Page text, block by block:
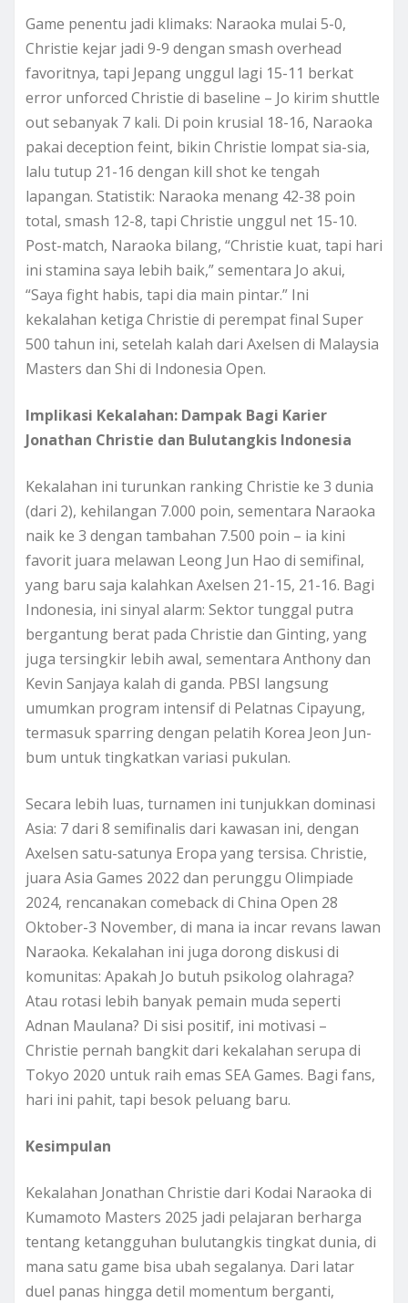
Game penentu jadi klimaks: Naraoka mulai 5-0,
Christie kejar jadi 9-9 dengan smash overhead
favoritnya, tapi Jepang unggul lagi 15-11 berkat
error unforced Christie di baseline – Jo kirim shuttle
out sebanyak 7 kali. Di poin krusial 18-16, Naraoka
pakai deception feint, bikin Christie lompat sia-sia,
lalu tutup 21-16 dengan kill shot ke tengah
lapangan. Statistik: Naraoka menang 42-38 poin
total, smash 12-8, tapi Christie unggul net 15-10.
Post-match, Naraoka bilang, “Christie kuat, tapi hari
ini stamina saya lebih baik,” sementara Jo akui,
“Saya fight habis, tapi dia main pintar.” Ini
kekalahan ketiga Christie di perempat final Super
500 tahun ini, setelah kalah dari Axelsen di Malaysia
Masters dan Shi di Indonesia Open.
Implikasi Kekalahan: Dampak Bagi Karier
Jonathan Christie dan Bulutangkis Indonesia
Kekalahan ini turunkan ranking Christie ke 3 dunia
(dari 2), kehilangan 7.000 poin, sementara Naraoka
naik ke 3 dengan tambahan 7.500 poin – ia kini
favorit juara melawan Leong Jun Hao di semifinal,
yang baru saja kalahkan Axelsen 21-15, 21-16. Bagi
Indonesia, ini sinyal alarm: Sektor tunggal putra
bergantung berat pada Christie dan Ginting, yang
juga tersingkir lebih awal, sementara Anthony dan
Kevin Sanjaya kalah di ganda. PBSI langsung
umumkan program intensif di Pelatnas Cipayung,
termasuk sparring dengan pelatih Korea Jeon Jun-
bum untuk tingkatkan variasi pukulan.
Secara lebih luas, turnamen ini tunjukkan dominasi
Asia: 7 dari 8 semifinalis dari kawasan ini, dengan
Axelsen satu-satunya Eropa yang tersisa. Christie,
juara Asia Games 2022 dan perunggu Olimpiade
2024, rencanakan comeback di China Open 28
Oktober-3 November, di mana ia incar revans lawan
Naraoka. Kekalahan ini juga dorong diskusi di
komunitas: Apakah Jo butuh psikolog olahraga?
Atau rotasi lebih banyak pemain muda seperti
Adnan Maulana? Di sisi positif, ini motivasi –
Christie pernah bangkit dari kekalahan serupa di
Tokyo 2020 untuk raih emas SEA Games. Bagi fans,
hari ini pahit, tapi besok peluang baru.
Kesimpulan
Kekalahan Jonathan Christie dari Kodai Naraoka di
Kumamoto Masters 2025 jadi pelajaran berharga
tentang ketangguhan bulutangkis tingkat dunia, di
mana satu game bisa ubah segalanya. Dari latar
duel panas hingga detil momentum berganti,